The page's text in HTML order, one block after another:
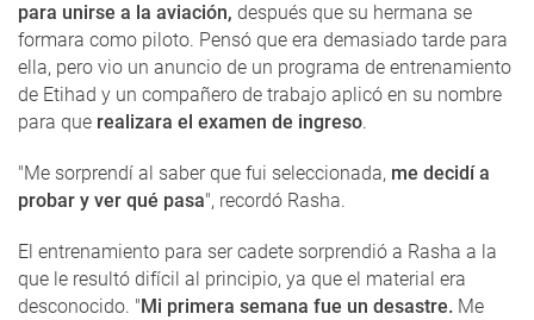
para unirse a la aviación, después que su hermana se
formara como piloto. Pensó que era demasiado tarde para
ella, pero vio un anuncio de un programa de entrenamiento
de Etihad y un compañero de trabajo aplicó en su nombre
para que realizara el examen de ingreso.
"Me sorprendí al saber que fui seleccionada, me decidí a
probar y ver qué pasa", recordó Rasha.
El entrenamiento para ser cadete sorprendió a Rasha a la
que le resultó difícil al principio, ya que el material era
desconocido. " Mi primera semana fue un desastre. Me